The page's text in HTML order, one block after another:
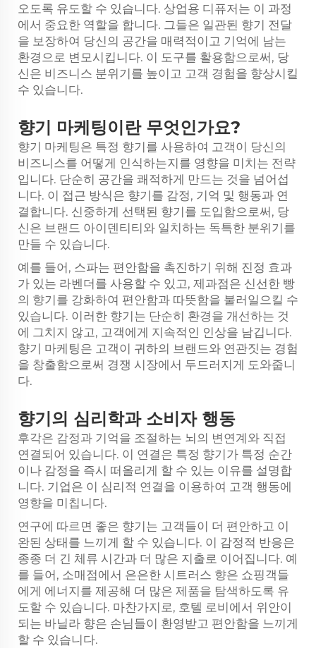
오도록 유도할 수 있습니다. 상업용 디퓨저는 이 과정
에서 중요한 역할을 합니다. 그들은 일관된 향기 전달
을 보장하여 당신의 공간을 매력적이고 기억에 남는
환경으로 변모시킵니다. 이 도구를 활용함으로써, 당
신은 비즈니스 분위기를 높이고 고객 경험을 향상시킬
수 있습니다.
향기 마케팅이란 무엇인가요?
향기 마케팅은 특정 향기를 사용하여 고객이 당신의
비즈니스를 어떻게 인식하는지를 영향을 미치는 전략
입니다. 단순히 공간을 쾌적하게 만드는 것을 넘어섭
니다. 이 접근 방식은 향기를 감정, 기억 및 행동과 연
결합니다. 신중하게 선택된 향기를 도입함으로써, 당
신은 브랜드 아이덴티티와 일치하는 독특한 분위기를
만들 수 있습니다.
예를 들어, 스파는 편안함을 촉진하기 위해 진정 효과
가 있는 라벤더를 사용할 수 있고, 제과점은 신선한 빵
의 향기를 강화하여 편안함과 따뜻함을 불러일으킬 수
있습니다. 이러한 향기는 단순히 환경을 개선하는 것
에 그치지 않고, 고객에게 지속적인 인상을 남깁니다.
향기 마케팅은 고객이 귀하의 브랜드와 연관짓는 경험
을 창출함으로써 경쟁 시장에서 두드러지게 도와줍니
다.
향기의 심리학과 소비자 행동
후각은 감정과 기억을 조절하는 뇌의 변연계와 직접
연결되어 있습니다. 이 연결은 특정 향기가 특정 순간
이나 감정을 즉시 떠올리게 할 수 있는 이유를 설명합
니다. 기업은 이 심리적 연결을 이용하여 고객 행동에
영향을 미칩니다.
연구에 따르면 좋은 향기는 고객들이 더 편안하고 이
완된 상태를 느끼게 할 수 있습니다. 이 감정적 반응은
종종 더 긴 체류 시간과 더 많은 지출로 이어집니다. 예
를 들어, 소매점에서 은은한 시트러스 향은 쇼핑객들
에게 에너지를 제공해 더 많은 제품을 탐색하도록 유
도할 수 있습니다. 마찬가지로, 호텔 로비에서 위안이
되는 바닐라 향은 손님들이 환영받고 편안함을 느끼게
할 수 있습니다.